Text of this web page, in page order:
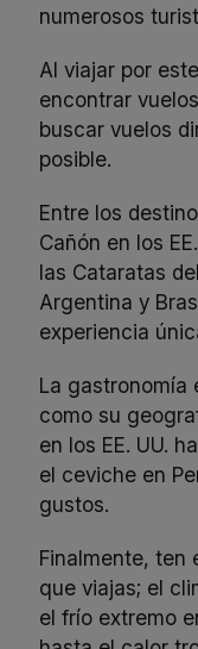
numerosos
Al viajar por
encontrar
buscar vuelos
posible.
Entre los
Cañón en los
las Cataratas
Argentina y
experiencia
La gastronomía
como su
en los EE. UU.
el ceviche en
gustos.
Finalmente, ten
que viajas; el
el frío extremo